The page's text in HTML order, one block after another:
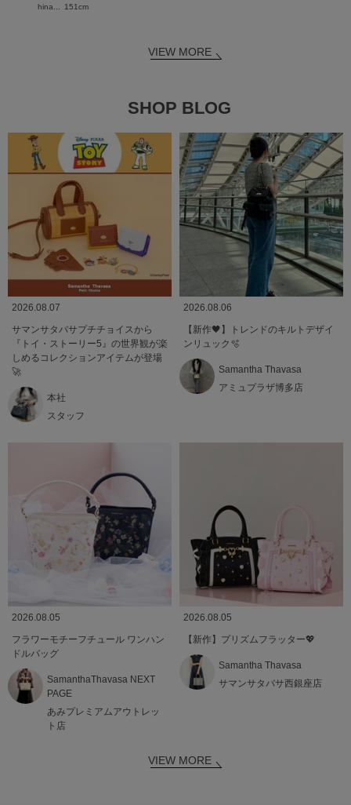
hina... 151cm
VIEW MORE
SHOP BLOG
2026.08.07
サマンサタバサプチチョイスから
『トイ・ストーリー5』の世界観が楽
しめるコレクションアイテムが登場
🚀
本社
スタッフ
2026.08.06
【新作🖤】トレンドのキルトデザイ
ンリュック🫧
Samantha Thavasa
アミュプラザ博多店
2026.08.05
フラワーモチーフチュール ワンハン
ドルバッグ
SamanthaThavasa NEXT
PAGE
あみプレミアムアウトレッ
ト店
2026.08.05
【新作】プリズムフラッター💖
Samantha Thavasa
サマンサタバサ西銀座店
VIEW MORE